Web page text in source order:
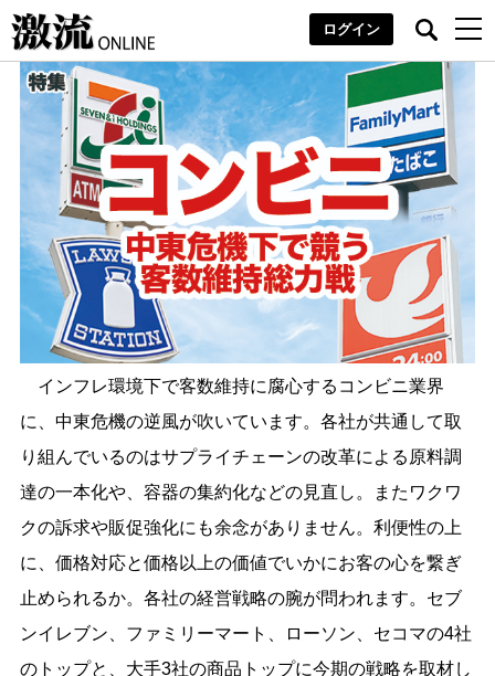
ログイン
インフレ環境下で客数維持に腐心するコンビニ業界
に、中東危機の逆風が吹いています。各社が共通して取
り組んでいるのはサプライチェーンの改革による原料調
達の一本化や、容器の集約化などの見直し。またワクワ
クの訴求や販促強化にも余念がありません。利便性の上
に、価格対応と価格以上の価値でいかにお客の心を繋ぎ
止められるか。各社の経営戦略の腕が問われます。セブ
ンイレブン、ファミリーマート、ローソン、セコマの4社
のトップと、大手3社の商品トップに今期の戦略を取材し